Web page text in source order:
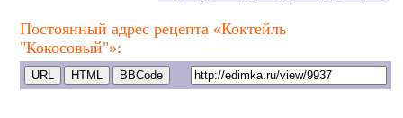
Постоянный адрес рецепта «Коктейль
"Кокосовый"»: